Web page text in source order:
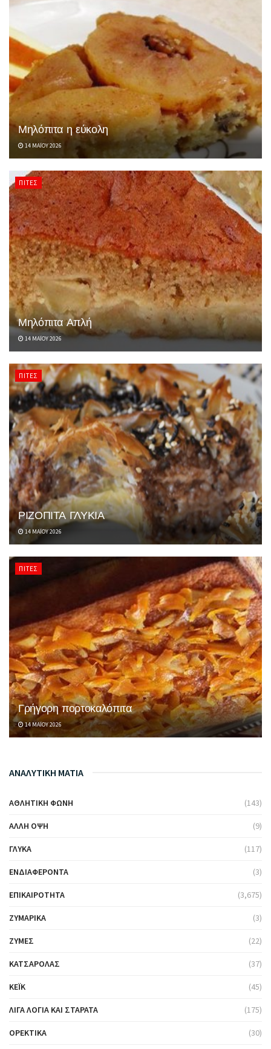
Μηλόπιτα η εύκολη
14 ΜΑΪ́ΟΥ 2026
ΠΊΤΕΣ
Μηλόπιτα Απλή
14 ΜΑΪ́ΟΥ 2026
ΠΊΤΕΣ
ΡΙΖΟΠΙΤΑ ΓΛΥΚΙΑ
14 ΜΑΪ́ΟΥ 2026
ΠΊΤΕΣ
Γρήγορη πορτοκαλόπιτα
14 ΜΑΪ́ΟΥ 2026
ΑΝΑΛΥΤΙΚΗ ΜΑΤΙΑ
ΑΘΛΗΤΙΚΉ ΦΩΝΉ (143)
ΆΛΛΗ ΌΨΗ (9)
ΓΛΥΚΆ (117)
ΕΝΔΙΑΦΈΡΟΝΤΑ (3)
ΕΠΙΚΑΙΡΌΤΗΤΑ (3,675)
ΖΥΜΑΡΙΚΆ (3)
ΖΎΜΕΣ (22)
ΚΑΤΣΑΡΌΛΑΣ (37)
ΚΈΙΚ (45)
ΛΊΓΑ ΛΌΓΙΑ ΚΑΙ ΣΤΑΡΆΤΑ (175)
ΟΡΕΚΤΙΚΆ (30)